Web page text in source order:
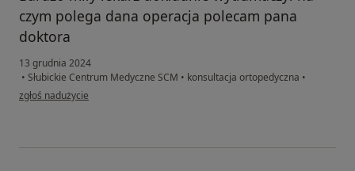
czym polega dana operacja polecam pana
doktora
13 grudnia 2024
• Słubickie Centrum Medyczne SCM • konsultacja ortopedyczna •
w opinii użytkownika Elżbieta
zgłoś nadużycie